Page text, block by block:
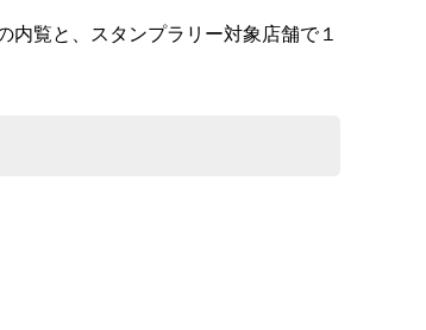
覧と、スタンプラリー対象店舗で１